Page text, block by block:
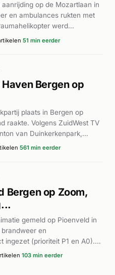
op de Mozartlaan in
en ambulances rukten met
werd
Volgens meerdere
van de traumahelikopter
De hulpdiensten waren
ter plaatse.
51 min eerder
Bergen op
plaats in Bergen op
raakte. Volgens ZuidWest TV
van Duinkerkenpark,
vluchtte om de
de ambulance behandeld
waren ingezet voor
561 min eerder
Bergen op Zoom,
gemeld op Pioenveld in
en
ingezet (prioriteit P1 en A0).
plaatse voor103 min eerder